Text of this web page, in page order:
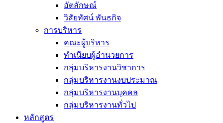
อัตลักษณ์
วิสัยทัศน์ พันธกิจ
การบริหาร
คณะผู้บริหาร
ทำเนียบผู้อำนวยการ
กลุ่มบริหารงานวิชาการ
กลุ่มบริหารงานงบประมาณ
กลุ่มบริหารงานบุคคล
กลุ่มบริหารงานทั่วไป
หลักสูตร